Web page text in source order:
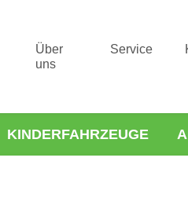
Über
uns
Service
KINDERFAHRZEUGE